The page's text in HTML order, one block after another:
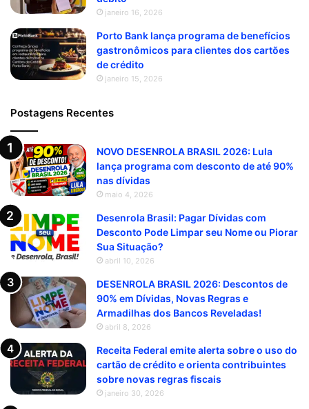
janeiro 16, 2026
Porto Bank lança programa de benefícios
gastronômicos para clientes dos cartões
de crédito
janeiro 15, 2026
Postagens Recentes
NOVO DESENROLA BRASIL 2026: Lula
lança programa com desconto de até 90%
nas dívidas
maio 4, 2026
Desenrola Brasil: Pagar Dívidas com
Desconto Pode Limpar seu Nome ou Piorar
Sua Situação?
abril 10, 2026
DESENROLA BRASIL 2026: Descontos de
90% em Dívidas, Novas Regras e
Armadilhas dos Bancos Reveladas!
abril 8, 2026
Receita Federal emite alerta sobre o uso do
cartão de crédito e orienta contribuintes
sobre novas regras fiscais
janeiro 30, 2026